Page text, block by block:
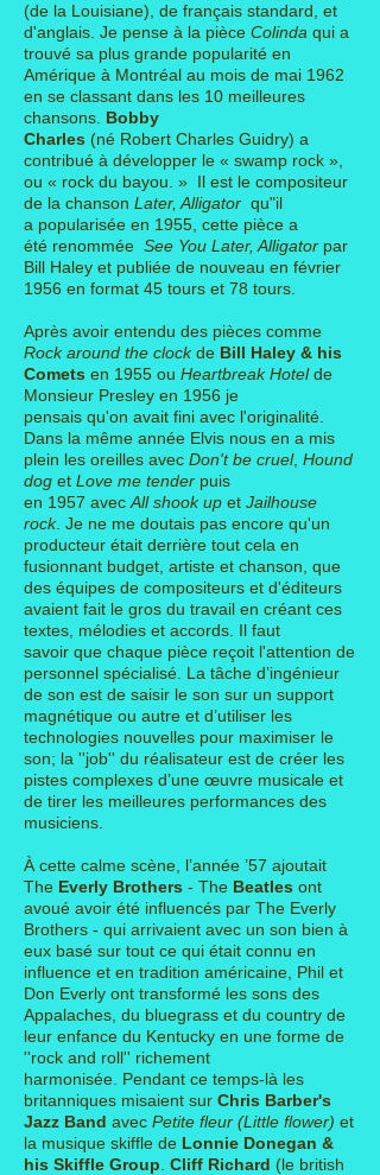
(de la Louisiane) , de français standard , et
d'anglais. Je pense à la pièce Colinda qui a
trouvé sa plus grande popularité en
Amérique à Montréal au mois de mai 1962
en se classant dans les 10 meilleures
chansons. Bobby
Charles (né Robert Charles Guidry) a
contribué à développer le « swamp rock »,
ou « rock du bayou. » Il est le compositeur
de la chanson Later, Alligator qu"il
a popularisée en 1955, cette pièce a
été renommée See You Later, Alligator par
Bill Haley et publiée de nouveau en février
1956 en format 45 tours et 78 tours.
Après avoir entendu des pièces comme
Rock around the clockde Bill Haley & his
Comets en 1955 ou Heartbreak Hotelde
Monsieur Presley en 1956 je
pensais qu'on avait fini avec l'originalité.
Dans la même année Elvis nous en a mis
plein les oreilles avec Don't be cruel, Hound
dog et Love me tender puis
en 1957 avec All shook up et Jailhouse
rock. Je ne me doutais pas encore qu'un
producteur était derrière tout cela en
fusionnant budget, artiste et chanson, que
des équipes de compositeurs et d'éditeurs
avaient fait le gros du travail en créant ces
textes, mélodies et accords. Il faut
savoir que chaque pièce reçoit l'attention de
personnel spécialisé. La tâche d’ingénieur
de son est de saisir le son sur un support
magnétique ou autre et d’utiliser les
technologies nouvelles pour maximiser le
son; la ''job'' du réalisateur est de créer les
pistes complexes d’une œuvre musicale et
de tirer les meilleures performances des
musiciens.
À cette calme scène, l’année ’57 ajoutait
The Everly Brothers - The Beatles ont
avoué avoir été influencés par The Everly
Brothers - qui arrivaient avec un son bien à
eux basé sur tout ce qui était connu en
influence et en tradition américaine, Phil et
Don Everly ont transformé les sons des
Appalaches, du bluegrass et du country de
leur enfance du Kentucky en une forme de
''rock and roll'' richement
harmonisée. Pendant ce temps-là les
britanniques misaient sur Chris Barber's
Jazz Band avec Petite fleur (Little flower) et
la musique skiffle de Lonnie Donegan &
his Skiffle Group Cliff Richard (le british